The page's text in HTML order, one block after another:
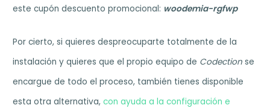
este cupón descuento promocional: woodemia-rgfwp
Por cierto, si quieres despreocuparte totalmente de la
instalación y quieres que el propio equipo de Codection se
encargue de todo el proceso, también tienes disponible
esta otra alternativa,con ayuda a la configuración e